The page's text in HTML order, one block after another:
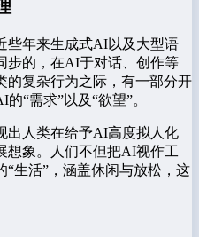
些年来生成式AI以及大型语
步的，在AI于对话、创作等
的复杂行为之际，有一部分开
“需求”以及“欲望”。
出人类在给予AI高度拟人化
想象。人们不但把AI视作工
生活”，涵盖休闲与放松，这